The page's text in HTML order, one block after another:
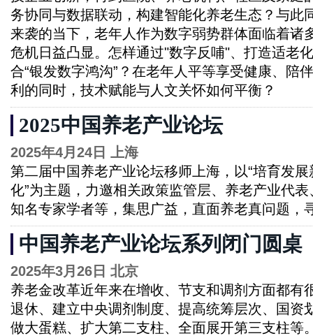
务协同与数据联动，构建智能化养老生态？与此
来袭的当下，老年人作为数字弱势群体面临着诸
危机日益凸显。怎样通过"数字反哺"、打造适老
合“银发数字鸿沟”？在老年人平等享受健康、陪
利的同时，技术赋能与人文关怀如何平衡？
2025中国养老产业论坛
2025年4月24日 上海
第二届中国养老产业论坛移师上海，以“培育发
化”为主题，力邀相关政策监管层、养老产业代
知名专家学者等，集思广益，直面养老真问题，
中国养老产业论坛系列闭门圆桌
2025年3月26日 北京
养老金改革近年来在增收、节支和调剂方面都有
退休、建立中央调剂制度、提高统筹层次、国资
做大蛋糕、扩大第二支柱、全面展开第三支柱等